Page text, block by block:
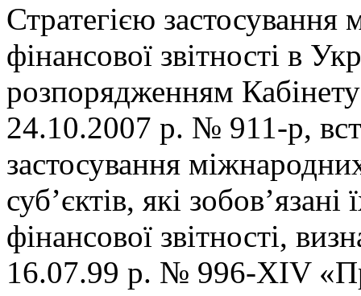
Стратегією застосування
фінансової звітності в
розпорядженням
24.10.2007 р. № 911-р,
застосування
суб’єктів, які
фінансової звітності,
16.07.99 р. № 996-XIV